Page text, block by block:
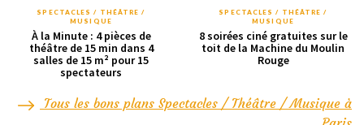
SPECTACLES / THÉÂTRE /
MUSIQUE
À la Minute : 4 pièces de
théâtre de 15 min dans 4
salles de 15 m² pour 15
spectateurs
SPECTACLES / THÉÂTRE /
MUSIQUE
8 soirées ciné gratuites sur le
toit de la Machine du Moulin
Rouge
Tous les bons plans Spectacles / Théâtre / Musique à